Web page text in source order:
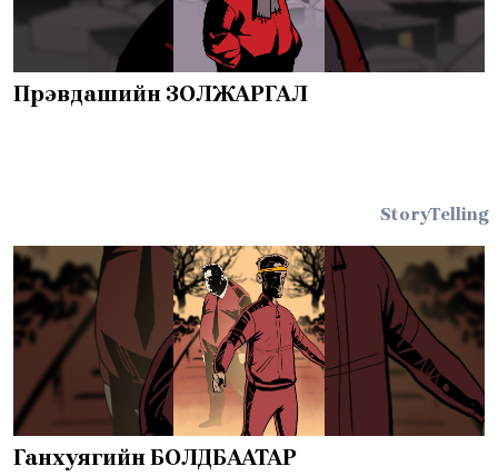
Пүрэвдашийн ЗОЛЖАРГАЛ
StoryTelling
Ганхуягийн БОЛДБААТАР